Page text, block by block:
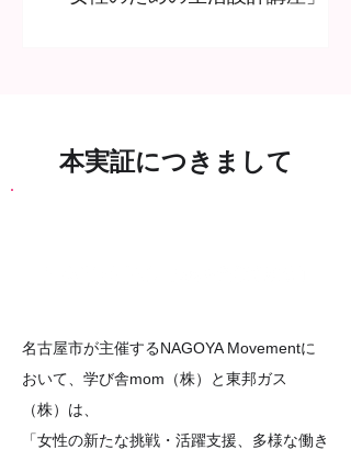
本実証につきまして
名古屋市が主催するNAGOYA Movementに
おいて、学び舎mom（株）と東邦ガス
（株）は、
「女性の新たな挑戦・活躍支援、多様な働き